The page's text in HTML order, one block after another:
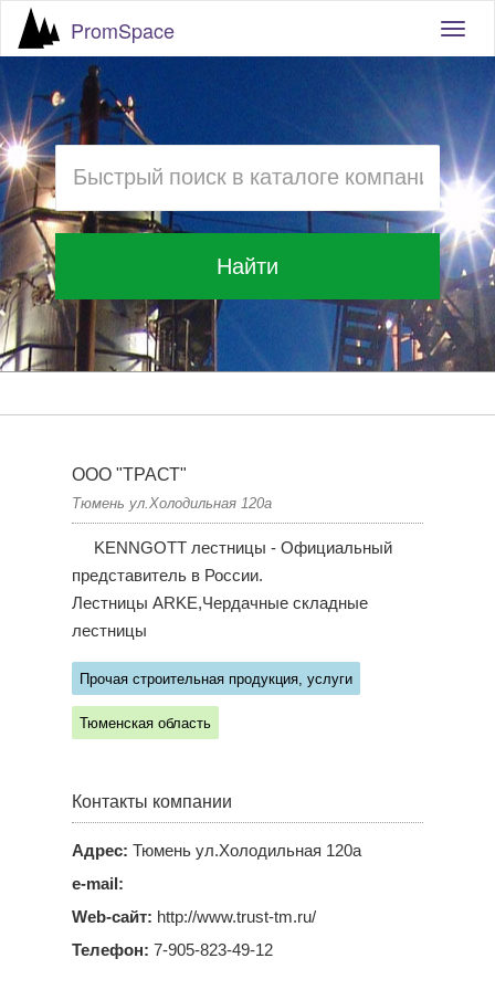
PromSpace
Найти
ООО "ТРАСТ"
Тюмень ул.Холодильная 120а
KENNGOTT лестницы - Официальный
представитель в России.
Лестницы ARKE,Чердачные складные
лестницы
Прочая строительная продукция, услуги
Тюменская область
Контакты компании
Адрес: Тюмень ул.Холодильная 120а
e-mail:
Web-сайт: http://www.trust-tm.ru/
Телефон: 7-905-823-49-12